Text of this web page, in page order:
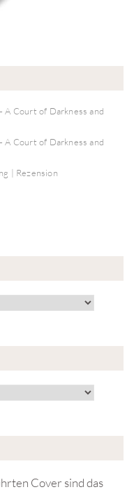
A Court of Darkness and
A Court of Darkness and
| Rezension
Cover sind das